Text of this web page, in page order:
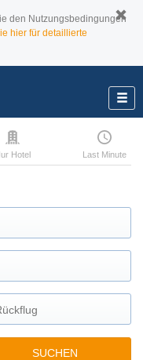
den Nutzungsbedingungen
hier für detaillierte
Hotel Last Minute
SUCHEN